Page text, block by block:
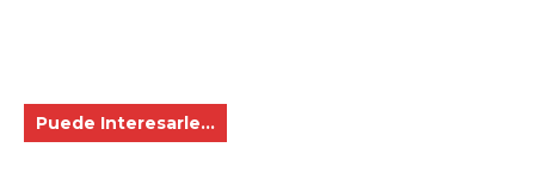
Puede Interesarle...